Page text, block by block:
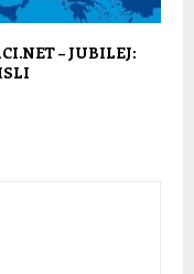
– JUBILEJ: